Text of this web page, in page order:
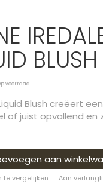
voorraad
Blush creëert
of juist opvallend
aan
te vergelijken Aan